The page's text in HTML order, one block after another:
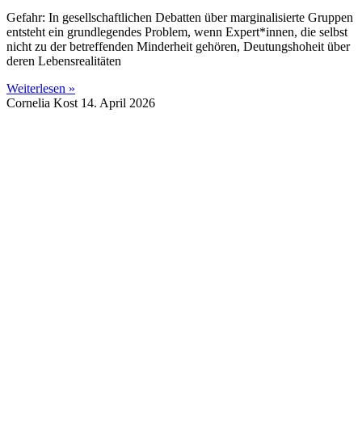
Gefahr: In gesellschaftlichen Debatten über marginalisierte Gruppen
entsteht ein grundlegendes Problem, wenn Expert*innen, die selbst
nicht zu der betreffenden Minderheit gehören, Deutungshoheit über
deren Lebensrealitäten
Weiterlesen »
Cornelia Kost 14. April 2026